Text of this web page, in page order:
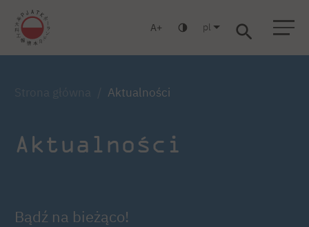
A pl
Aktualności
Aktualności
Bądź na bieżąco!